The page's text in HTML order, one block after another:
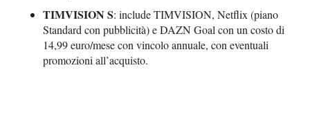
TIMVISION S: include TIMVISION, Netflix (piano
Standard con pubblicità) e DAZN Goal con un costo di
14,99 euro/mese con vincolo annuale, con eventuali
promozioni all’acquisto.